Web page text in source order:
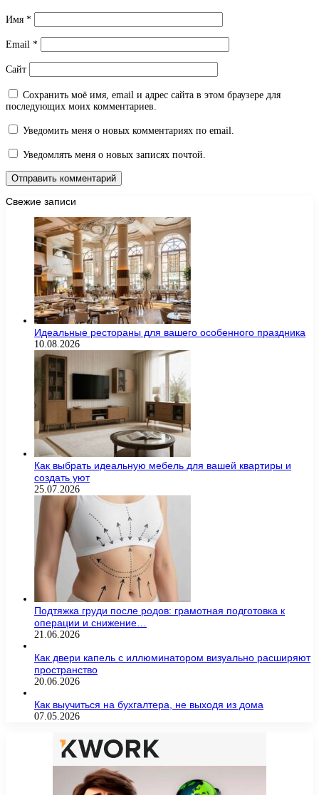
Имя *
Email *
Сайт
Сохранить моё имя, email и адрес сайта в этом браузере для
последующих моих комментариев.
Уведомить меня о новых комментариях по email.
Уведомлять меня о новых записях почтой.
Свежие записи
Идеальные рестораны для вашего особенного праздника
10.08.2026
Как выбрать идеальную мебель для вашей квартиры и
создать уют
25.07.2026
Подтяжка груди после родов: грамотная подготовка к
операции и снижение…
21.06.2026
Как двери капель с иллюминатором визуально расширяют
пространство
20.06.2026
Как выучиться на бухгалтера, не выходя из дома
07.05.2026